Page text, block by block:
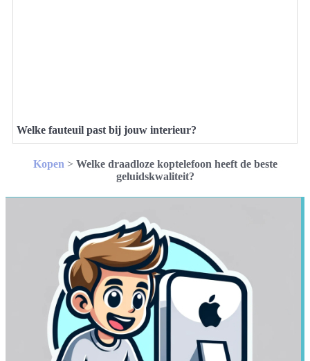
Welke fauteuil past bij jouw interieur?
Kopen > Welke draadloze koptelefoon heeft de beste
geluidskwaliteit?